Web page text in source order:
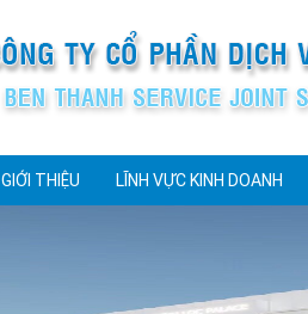
GIỚI THIỆU LĨNH VỰC KINH DOANH